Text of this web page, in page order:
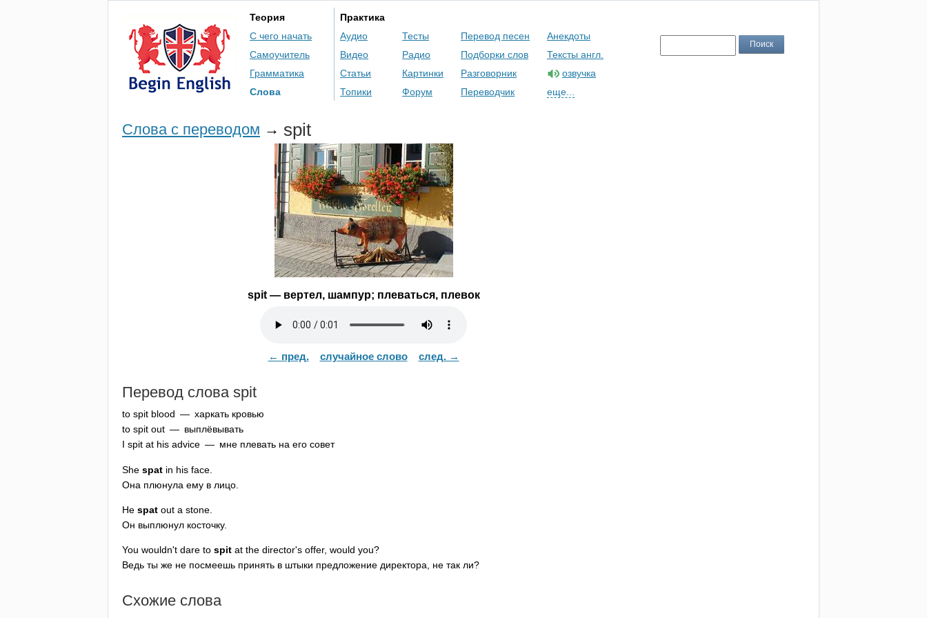
Теория
С чего начать
Самоучитель
Грамматика
Слова
Практика
Аудио
Видео
Статьи
Топики
Тесты
Радио
Картинки
Форум
Перевод песен
Подборки слов
Разговорник
Переводчик
Анекдоты
Тексты англ.
озвучка
еще...
Слова с переводом → spit
spit— вертел, шампур; плеваться, плевок
← пред. случайное слово след. →
Перевод слова spit
to spit blood — харкать кровью
to spit out — выплёвывать
I spit at his advice — мне плевать на его совет
She spat in his face
Она плюнула ему в лицо.
He spat out a stone
Он выплюнул косточку.
You wouldn't dare to spit at the director's offer, would you?
Ведь ты же не посмеешь принять в штыки предложение директора, не так ли?
Схожие слова